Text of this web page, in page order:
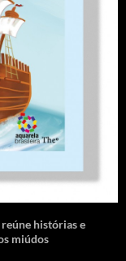
histórias e
miúdos